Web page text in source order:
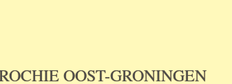
OOST-GRONINGEN